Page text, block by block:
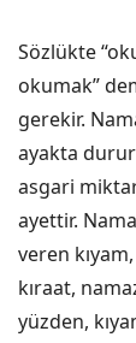
Sözlükte
okumak”
gerekir.
ayakta
asgari
ayettir.
veren
kıraat,
yüzden,